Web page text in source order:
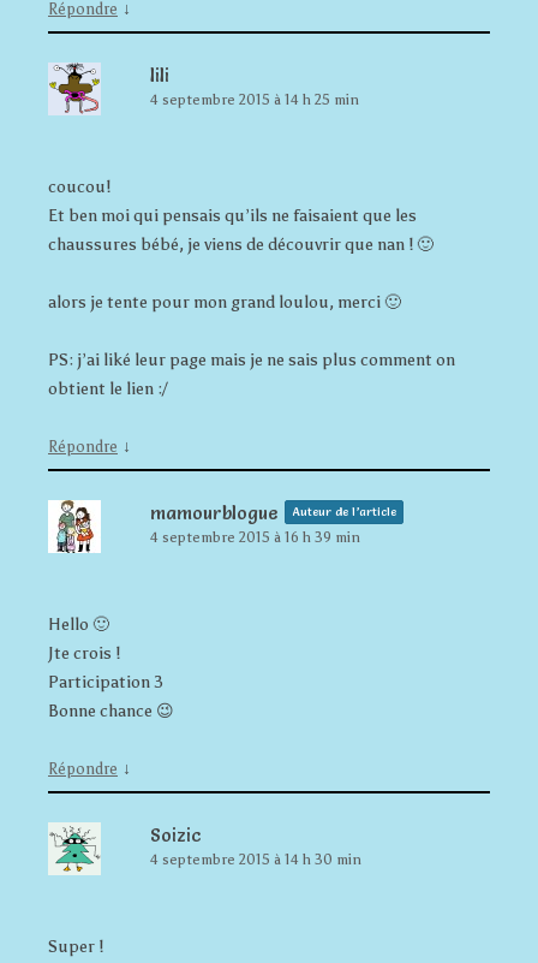
Répondre ↓
lili
4 septembre 2015 à 14 h 25 min
coucou!
Et ben moi qui pensais qu’ils ne faisaient que les
chaussures bébé, je viens de découvrir que nan ! 🙂
alors je tente pour mon grand loulou, merci 🙂
PS: j’ai liké leur page mais je ne sais plus comment on
obtient le lien :/
Répondre ↓
mamourblogue Auteur de l’article
4 septembre 2015 à 16 h 39 min
Hello 🙂
Jte crois !
Participation 3
Bonne chance 😉
Répondre ↓
Soizic
4 septembre 2015 à 14 h 30 min
Super !